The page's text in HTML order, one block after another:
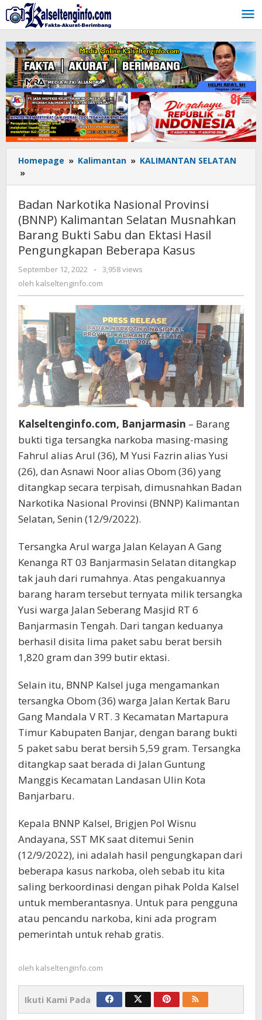
Lewati
ke
konten
Homepage » Kalimantan » KALIMANTAN SELATAN
»
Narkotika
Nasional
Provinsi
(BNNP)
Kalimantan
Selatan
Musnahkan
Barang
Bukti
Sabu
dan
Ektasi
Hasil
Pengungkapan
Beberapa
Kasus
Badan Narkotika Nasional Provinsi
(BNNP) Kalimantan Selatan Musnahkan
Barang Bukti Sabu dan Ektasi Hasil
Pengungkapan Beberapa Kasus
September 12, 2022
oleh
kalseltenginfo.com
-
3,958 views
oleh kalseltenginfo.com
Kalseltenginfo.com, Banjarmasin – Barang
bukti tiga tersangka narkoba masing-masing
Fahrul alias Arul (36), M Yusi Fazrin alias Yusi
(26), dan Asnawi Noor alias Obom (36) yang
ditangkap secara terpisah, dimusnahkan Badan
Narkotika Nasional Provinsi (BNNP) Kalimantan
Selatan, Senin (12/9/2022).
Tersangka Arul warga Jalan Kelayan A Gang
Kenanga RT 03 Banjarmasin Selatan ditangkap
tak jauh dari rumahnya. Atas pengakuannya
barang haram tersebut ternyata milik tersangka
Yusi warga Jalan Seberang Masjid RT 6
Banjarmasin Tengah. Dari tangan keduanya
berhasil disita lima paket sabu berat bersih
1,820 gram dan 399 butir ektasi.
Selain itu, BNNP Kalsel juga mengamankan
tersangka Obom (36) warga Jalan Kertak Baru
Gang Mandala V RT. 3 Kecamatan Martapura
Timur Kabupaten Banjar, dengan barang bukti
5 paket sabu berat bersih 5,59 gram. Tersangka
ditangkap saat berada di Jalan Guntung
Manggis Kecamatan Landasan Ulin Kota
Banjarbaru.
Kepala BNNP Kalsel, Brigjen Pol Wisnu
Andayana, SST MK saat ditemui Senin
(12/9/2022), ini adalah hasil pengungkapan dari
beberapa kasus narkoba, oleh sebab itu kita
saling berkoordinasi dengan pihak Polda Kalsel
untuk memberantasnya. Untuk para pengguna
atau pencandu narkoba, kini ada program
pemerintah untuk rehab gratis.
oleh kalseltenginfo.com
Ikuti Kami Pada